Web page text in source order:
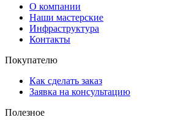
О компании
Наши мастерские
Инфраструктура
Контакты
Покупателю
Как сделать заказ
Заявка на консультацию
Полезное